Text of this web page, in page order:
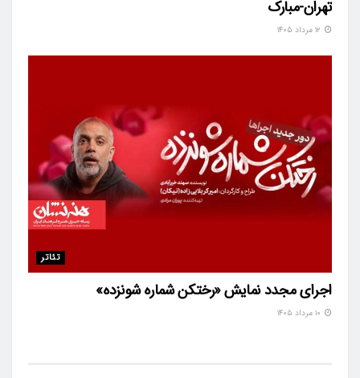
تهران-مبارک
تئاتر
اجرای مجدد نمایش «رختکن شماره شونزده»